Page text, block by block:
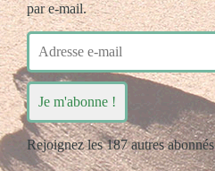
par e-mail.
Adresse
e-
mailJe m'abonne !
Rejoignez les 187 autres abonnés